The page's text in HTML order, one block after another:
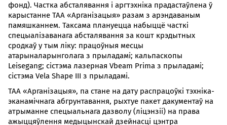
фонд). Частка абсталявання і аргтэхніка прадастаўлена ў
карыстанне ТАА «Арганізацыя» разам з арэндаваным
памяшканнем. Таксама плануецца набыццё часткі
спецыалізаванага абсталявання за кошт крэдытных
сродкаў у тым ліку: працоўныя месцы
атарыналарынголага з прыладамі; кальпаскопы
Leisegang; сістэма лазерная Vbeam Prima з прыладамі;
сістэма Vela Shape III з прыладамі.
ТАА «Арганізацыя», па стане на дату распрацоўкі тэхніка-
эканамічнага абгрунтавання, рыхтуе пакет дакументаў на
атрыманне спецыальнага дазволу (ліцэнзіі) на права
ажыццяўлення медыцынскай дзейнасці цэнтра